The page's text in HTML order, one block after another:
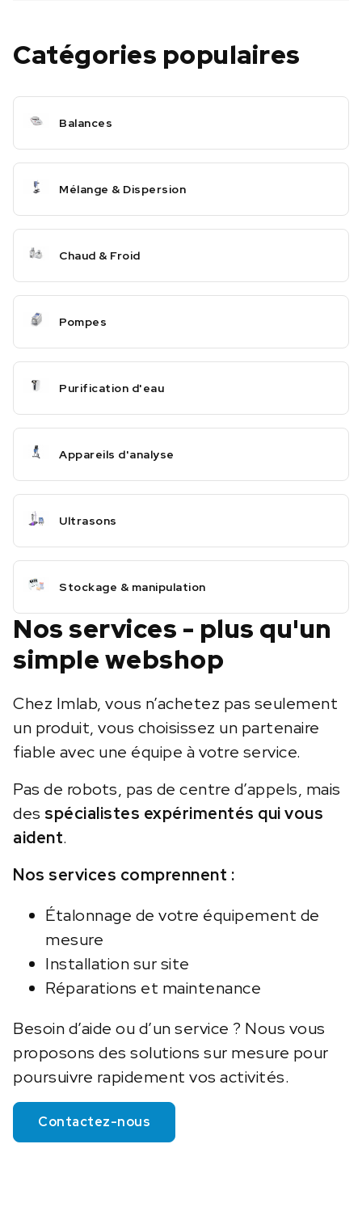
Catégories populaires
Balances
Mélange & Dispersion
Chaud & Froid
Pompes
Purification d'eau
Appareils d'analyse
Ultrasons
Stockage & manipulation
Nos services - plus qu'un
simple webshop
Chez Imlab, vous n’achetez pas seulement
un produit, vous choisissez un partenaire
fiable avec une équipe à votre service.
Pas de robots, pas de centre d’appels, mais
des spécialistes expérimentés qui vous
aident.
Nos services comprennent :
Étalonnage de votre équipement de
mesure
Installation sur site
Réparations et maintenance
Besoin d’aide ou d’un service ? Nous vous
proposons des solutions sur mesure pour
poursuivre rapidement vos activités.
Contactez-nous